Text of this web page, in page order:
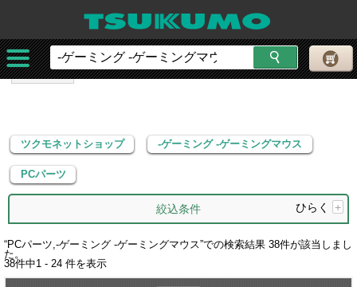
ツクモネットショップ
-ゲーミング -ゲーミングマウス
PCパーツ
ツクモネットショップ -ゲーミング -ゲーミングマウス
PCパーツ
絞込条件 ひらく +
“PCパーツ,-ゲーミング -ゲーミングマウス”での検索結果 38件が該当しまし
た。
38件中1 - 24 件を表示